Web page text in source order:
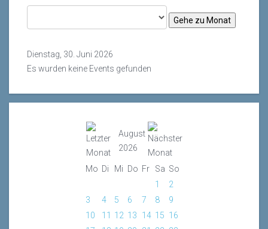
Gehe zu Monat
Dienstag, 30. Juni 2026
Es wurden keine Events gefunden
August
2026
Mo Di Mi Do Fr Sa So
1
2
3
4 5 6 7 8
9
10
11 12 13 14 15 16